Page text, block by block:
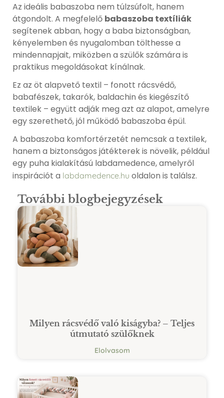
Az ideális babaszoba nem túlzsúfolt, hanem
átgondolt. A megfelelő babaszoba textíliák
segítenek abban, hogy a baba biztonságban,
kényelemben és nyugalomban tölthesse a
mindennapjait, miközben a szülők számára is
praktikus megoldásokat kínálnak.
Ez az öt alapvető textil – fonott rácsvédő,
babafészek, takarók, baldachin és kiegészítő
textilek – együtt adják meg azt az alapot, amelyre
egy szerethető, jól működő babaszoba épül.
A babaszoba komfortérzetét nemcsak a textilek,
hanem a biztonságos játékterek is növelik, például
egy puha kialakítású labdamedence, amelyről
inspirációt a labdamedence.hu oldalon is találsz.
További blogbejegyzések
Milyen rácsvédő való kiságyba? – Teljes
útmutató szülőknek
Elolvasom